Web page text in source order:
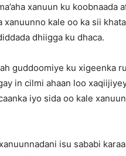
xanuun ku koobnaada
kale oo ka sii
dhiigga ku dhaca.
guddoomiye ku xigeenka
in cilmi ahaan loo
iyo sida oo kale
isu sababi